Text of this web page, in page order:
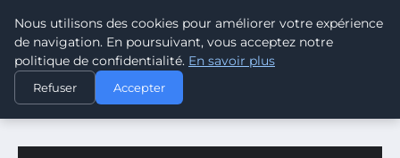
CLIMATE RESPONSE BLOG
ACCUEIL
ÉNERGIE RENOUVELABLE
G7 ENVIRONNEMENT EN FRANCE : QUEL ÉTAT DES LIEUX…
Nous utilisons des cookies pour améliorer votre expérience
de navigation. En poursuivant, vous acceptez notre
politique de confidentialité. En savoir plus
Refuser Accepter